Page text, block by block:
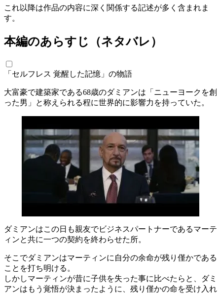
これ以降は作品の内容に深く関係する記述が多く含まれま
す。
本編のあらすじ（ネタバレ）
「セルフレス 覚醒した記憶」の物語
大富豪で建築家である68歳のダミアンは「ニューヨークを創
った男」と称えられる程に世界的に影響力を持っていた。
ダミアンはこの日も親友でビジネスパートナーであるマーテ
ィンと共に一つの契約を終わらせた所。
そこでダミアンはマーティンに自分の余命が残り僅かである
ことを打ち明ける。
しかしマーティンが昔に子供を失った事に比べたらと、ダミ
アンはもう覚悟が決まったように、残り僅かの命を受け入れ